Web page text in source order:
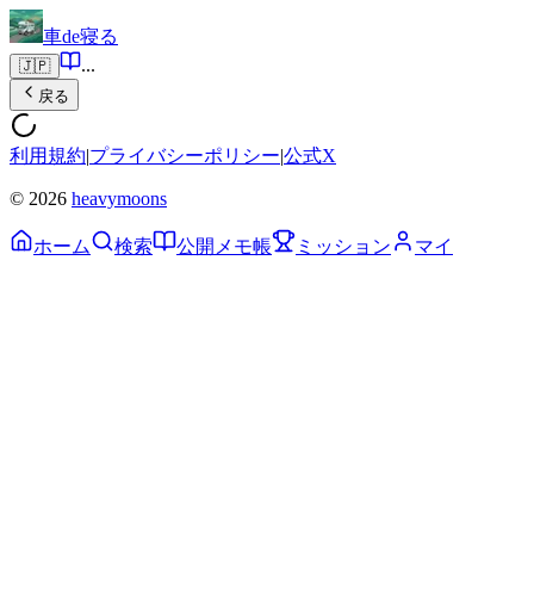
車de寝る
🇯🇵 ...
戻る
利用規約|プライバシーポリシー|公式X
© 2026 heavymoons
ホーム 検索 公開メモ帳 ミッション マイ